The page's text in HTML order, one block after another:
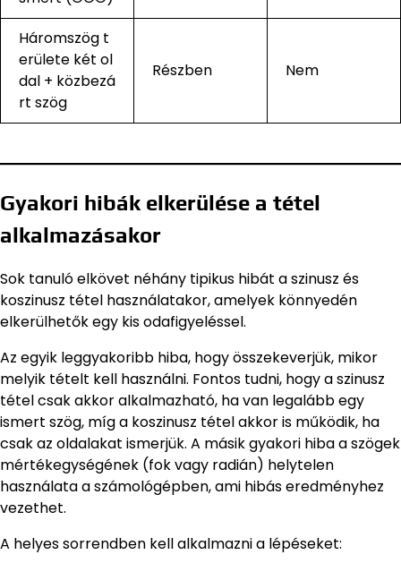
Háromszög t
erülete két ol
dal + közbezá
rt szög
Részben Nem
Gyakori hibák elkerülése a tétel
alkalmazásakor
Sok tanuló elkövet néhány tipikus hibát a szinusz és
koszinusz tétel használatakor, amelyek könnyedén
elkerülhetők egy kis odafigyeléssel.
Az egyik leggyakoribb hiba, hogy összekeverjük, mikor
melyik tételt kell használni. Fontos tudni, hogy a szinusz
tétel csak akkor alkalmazható, ha van legalább egy
ismert szög, míg a koszinusz tétel akkor is működik, ha
csak az oldalakat ismerjük. A másik gyakori hiba a szögek
mértékegységének (fok vagy radián) helytelen
használata a számológépben, ami hibás eredményhez
vezethet.
A helyes sorrendben kell alkalmazni a lépéseket: